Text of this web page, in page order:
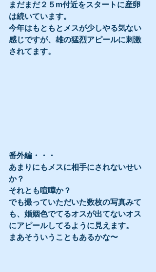
まだまだ２５m付近をスタートに産卵
は続いています。
今年はもともとメスが少しやる気ない
感じですが、雄の猛烈アピールに刺激
されてます。
番外編・・・
あまりにもメスに相手にされないせい
か？
それとも喧嘩か？
でも撮っていただいた数枚の写真みて
も、婚姻色でてるオスが出てないオス
にアピールしてるように見えます。
まあそういうこともあるかな〜